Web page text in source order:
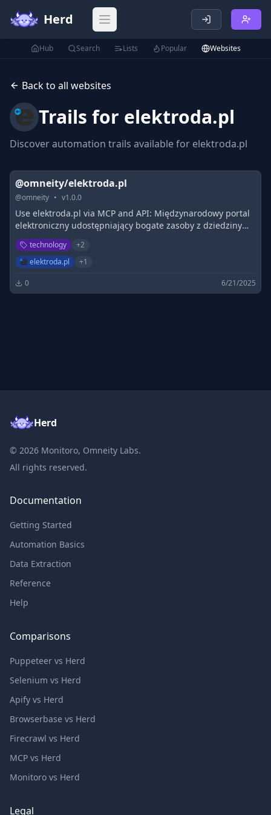
Herd Open main menu
Hub Search Lists Popular Websites
Back to all websites
Trails for elektroda.pl
Discover automation trails available for elektroda.pl
@omneity/elektroda.pl
@omneity • v1.0.0
Use elektroda.pl via MCP and API: Międzynarodowy portal
elektroniczny udostępniający bogate zasoby z dziedziny
elektroniki oraz forum dyskusyjne.
technology +2
elektroda.pl
+1
0 6/21/2025
Herd
© 2026 Monitoro, Omneity Labs.
All rights reserved.
Documentation
Getting Started
Automation Basics
Data Extraction
Reference
Help
Comparisons
Puppeteer vs Herd
Selenium vs Herd
Apify vs Herd
Browserbase vs Herd
Firecrawl vs Herd
MCP vs Herd
Monitoro vs Herd
Legal